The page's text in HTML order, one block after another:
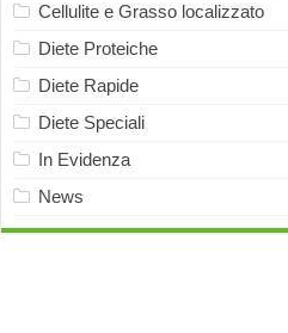
Cellulite e Grasso localizzato
Diete Proteiche
Diete Rapide
Diete Speciali
In Evidenza
News